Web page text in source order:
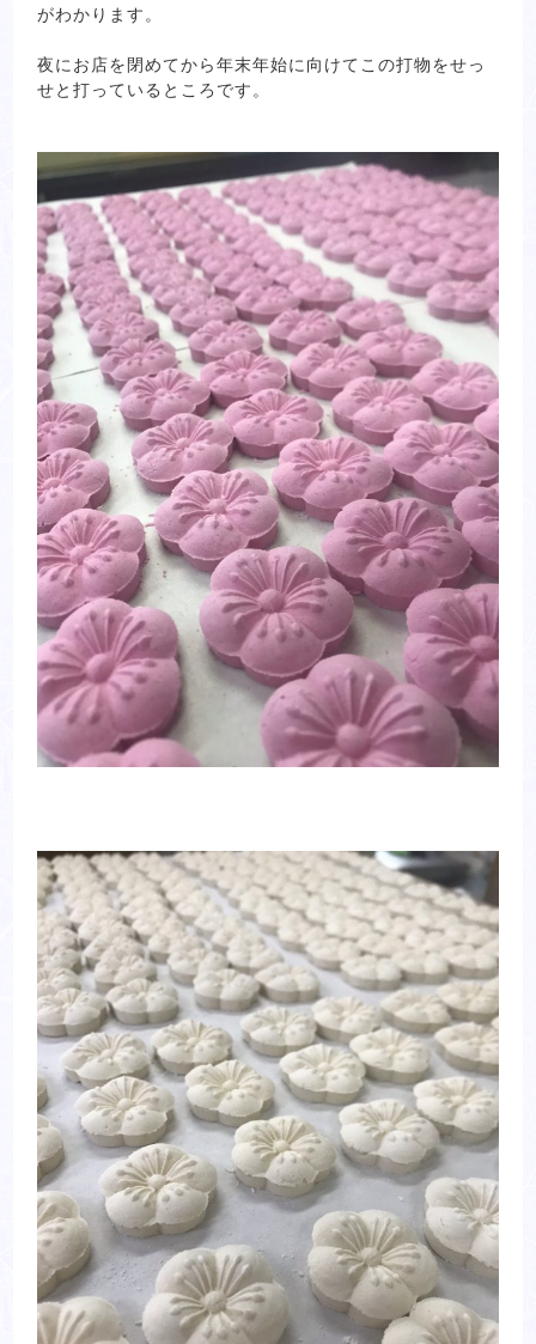
がわかります。
夜にお店を閉めてから年末年始に向けてこの打物をせっ
せと打っているところです。